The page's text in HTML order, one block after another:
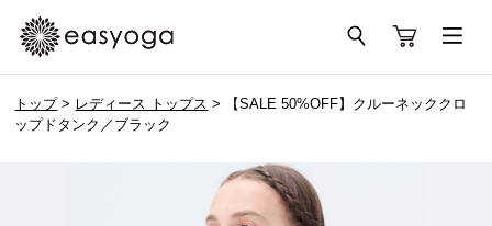
トップ> レディース トップス > 【SALE 50%OFF】クルーネッククロ
ップドタンク／ブラック